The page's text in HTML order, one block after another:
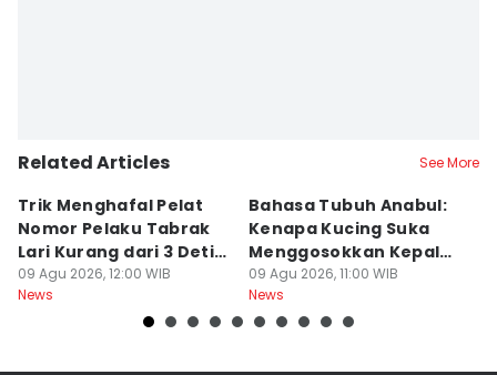
Related Articles See More
Trik Menghafal Pelat
Nomor Pelaku Tabrak
Lari Kurang dari 3 Detik
di Tengah Kepanikan
09 Agu 2026, 12:00 WIB
News
Bahasa Tubuh Anabul:
Kenapa Kucing Suka
Menggosokkan Kepala
ke Kaki Kita?
09 Agu 2026, 11:00 WIB
News